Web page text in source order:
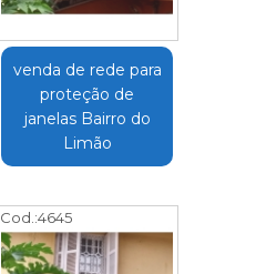
venda de rede para
proteção de
janelas Bairro do
Limão
Cod.:4645